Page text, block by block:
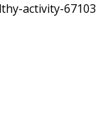
activity-